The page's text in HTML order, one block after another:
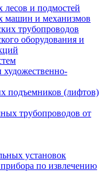
и подмостей
машин и механизмов
трубопроводов
оборудования и
подъемников (лифтов)
трубопроводов от
установок
по извлечению